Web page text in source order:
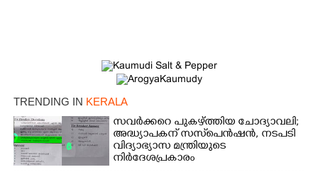
TRENDING IN KERALA
സവർക്കറെ പുകഴ്ത്തിയ ചോദ്യാവലി;
അദ്ധ്യാപകന് സസ്‌പെൻഷൻ, നടപടി
വിദ്യാഭ്യാസ മന്ത്രിയുടെ
നിർദേശപ്രകാരം